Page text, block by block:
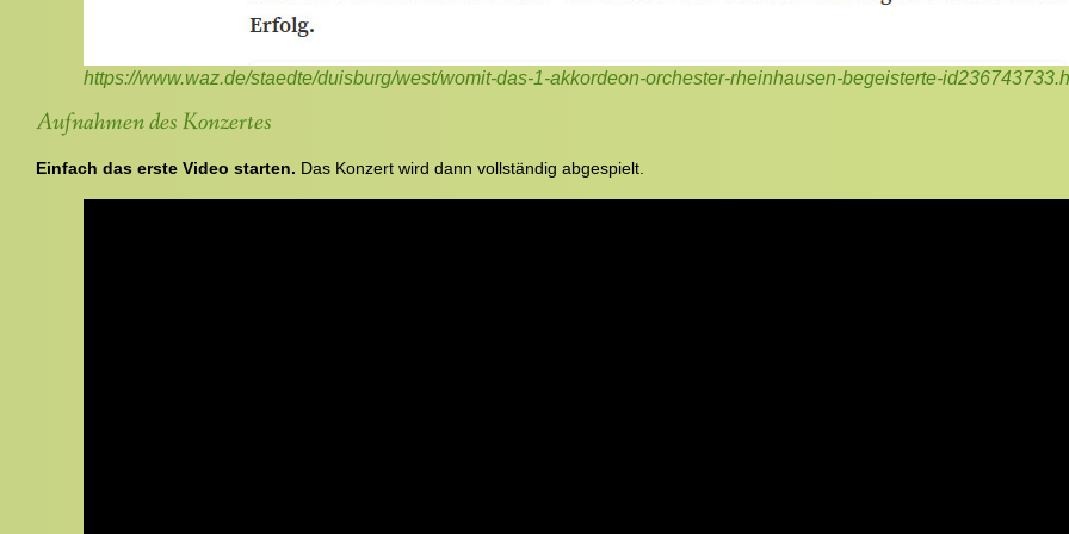
https://www.waz.de/staedte/duisburg/west/womit-das-1-akkordeon-orchester-rheinhausen-begeisterte-
Aufnahmen des Konzertes
Einfach das erste Video starten. Das Konzert wird dann vollständig abgespielt.